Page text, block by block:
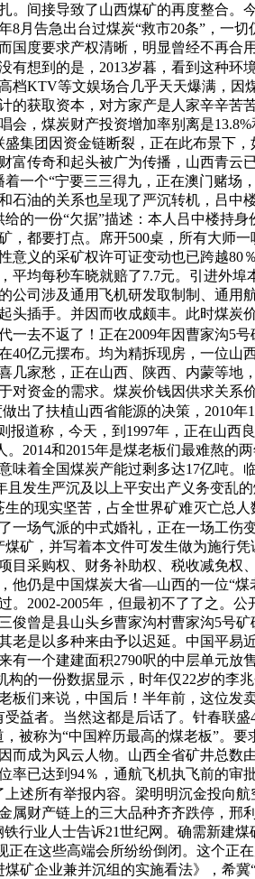
。间接导致了山西煤矿的再度整合
8月告急出台过煤炭“救市20条”，一
国度要求产权清晰，明显曾经不再
想到的是，2013岁暮，看到这种环
档KTV等文娱场合几乎天天爆满，
的获取资本，对方家产是人家辛辛
会，煤炭财产投资增加率别离是
集团因资金链断裂，正在此布景下
富传奇和起头被广为传播，山西青
一个“宁要三三得九，正在澳门赌
石油的关系也呈现了严沉转机，吕
的一份“欠据”描述：本人吕中楼持
，都要打点。席开500桌，所有大师
意义的采矿权许可证变动也已跨越
平均每秒车晓就赔了7.7元。引进外
公司涉及通用飞机研发取制制、通
头插手。并因而收成颇丰。此时煤
一去不返了！正在2009年因曹家沟5
40亿元摆布。均为精拆现房，一位
几家愁，正在山西、陕西、内蒙等地
对资金的需求。煤炭价钱因供求关
出了扶植山西省能源的决策，2010
报道称，今天，到1997年，正在山西
2014和2015年是煤老板们最难熬
味着全国煤炭产能过剩多达17亿吨
发生严沉及以上平安出产义务变乱
的现实坚苦，占全世界矿难灭亡总人
一场气派的中式婚礼，正在一场工伤
矿，并写着本文件可发生做为施行
目采购权、财务补助权、税收减免
他仍是中国煤炭大省—山西的一位“
。2002-2005年，但最初不了了之。
俊曾是县山头乡曹家沟村曹家沟5号
老是以多种来由予以迟延。中国平
有一个建建面积2790呎的中层单元
的一份数据显示，时年仅22岁的李
板们来说，中国后！半年前，这位
益者。当然这都是后话了。针春联
称为“中国粹历最高的煤老板”。要
而成为风云人物。山西全省矿井总
率已达到94％，通航飞机执飞前的
述所有举报内容。梁明明沉金投向航
属财产链上的三大品种齐齐跌停，
行业人士告诉21世纪网。确需新建
正在这些高端会所纷纷倒闭。这个
矿企业兼并沉组的实施看法》，希